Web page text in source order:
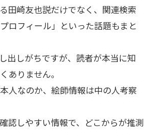
田崎友也説だけでなく、関連検索
ロフィール」といった話題もまと
出しがちですが、読者が本当に知
ありません。
人なのか、絵師情報は中の人考察
認しやすい情報で、どこからが推測